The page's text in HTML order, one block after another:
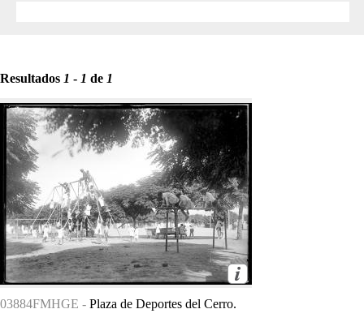
Resultados 1 - 1 de 1
03884FMHGE - Plaza de Deportes del Cerro.